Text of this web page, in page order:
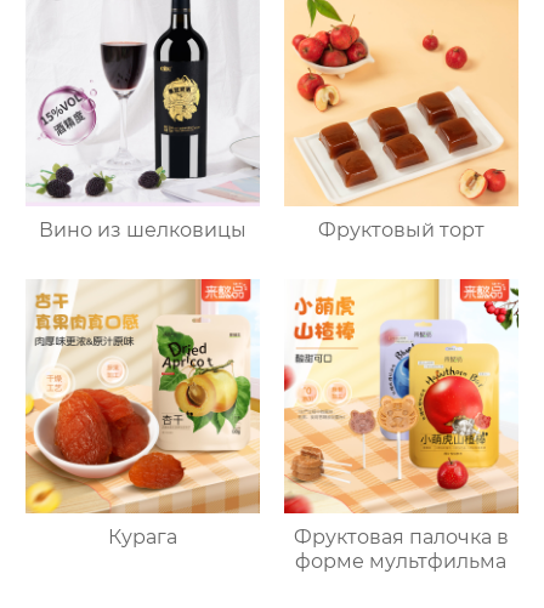
Вино из шелковицы Фруктовый торт
Курага
Фруктовая палочка в
форме мультфильма